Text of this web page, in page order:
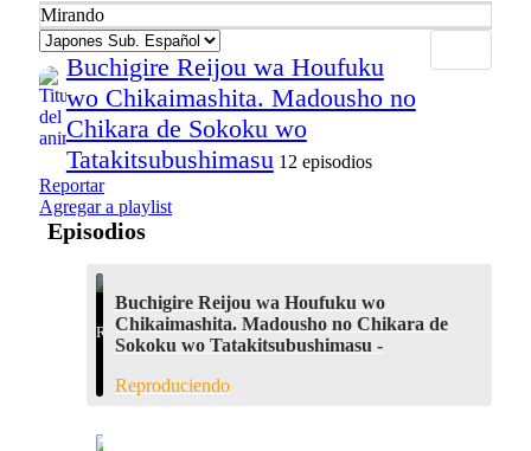
Mirando
Buchigire Reijou wa Houfuku
wo Chikaimashita. Madousho no
Chikara de Sokoku wo
Tatakitsubushimasu 12 episodios
Reportar
Agregar a playlist
Episodios
Buchigire Reijou wa Houfuku wo
Chikaimashita. Madousho no Chikara de
Sokoku wo Tatakitsubushimasu -
Reproduciendo